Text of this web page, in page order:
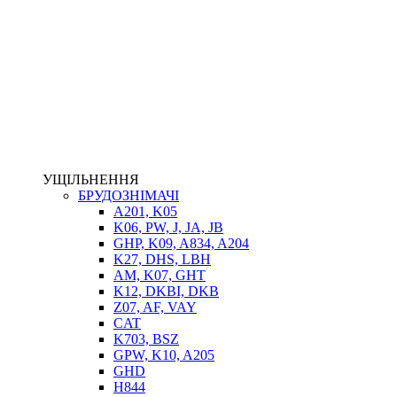
ВТУЛКИ
УЩІЛЬНЕННЯ
БРУДОЗНІМАЧІ
A201, K05
K06, PW, J, JA, JB
GHP, K09, A834, A204
K27, DHS, LBH
AM, K07, GHT
K12, DKBI, DKB
Z07, AF, VAY
CAT
K703, BSZ
GPW, K10, A205
GHD
H844